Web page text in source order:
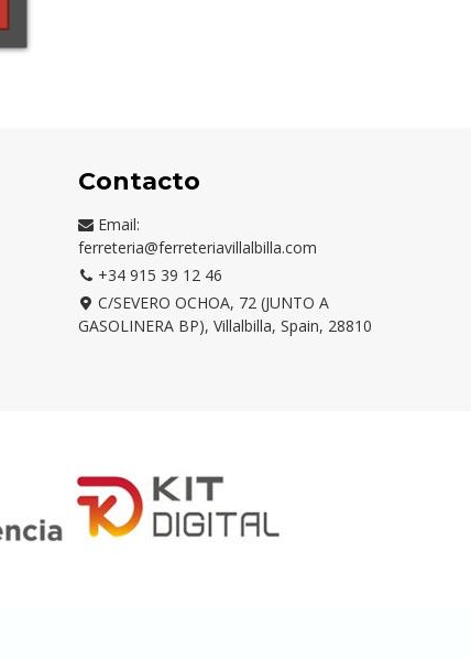
Contacto
Email:
ferreteria@ferreteriavillalbilla.com
+34 915 39 12 46
C/SEVERO OCHOA, 72 (JUNTO A
GASOLINERA BP), Villalbilla, Spain, 28810